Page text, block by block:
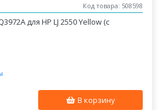
Код товара: 508598
для HP LJ 2550 Yellow (с
В корзину